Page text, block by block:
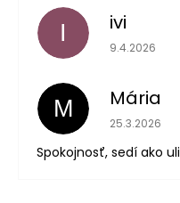
I ivi
9.4.2026
M Mária
25.3.2026
Spokojnosť, sedí ako